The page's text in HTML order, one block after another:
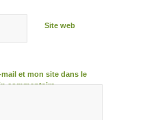
Site web
et mon site dans le
commentaire.